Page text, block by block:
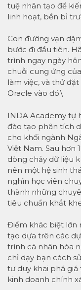
tuệ nhân tạo để
linh hoạt, bền bỉ
Con đường vạn
bước đi đầu tiên.
trình ngay ngày
chuỗi cung ứng
làm việc, và thử
Oracle vào đó.\
INDA Academy tự
đào tạo phân tích
cho khối ngành
Việt Nam. Sau hơn
dòng chảy dữ liệu
nên một hệ sinh
nghìn học viên
thành những
tiêu chuẩn khắt
Điểm khác biệt lớn
tạo dựa trên các
trình cá nhân hóa
chỉ dạy bạn cách
tư duy khai phá
kinh doanh chính